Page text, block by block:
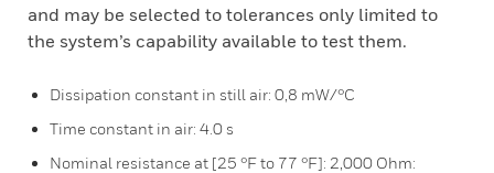
and may be selected to tolerances only limited to
the system’s capability available to test them.
Dissipation constant in still air: 0,8 mW/°C
Time constant in air: 4.0 s
Nominal resistance at [25 °F to 77 °F]: 2,000 Ohm: